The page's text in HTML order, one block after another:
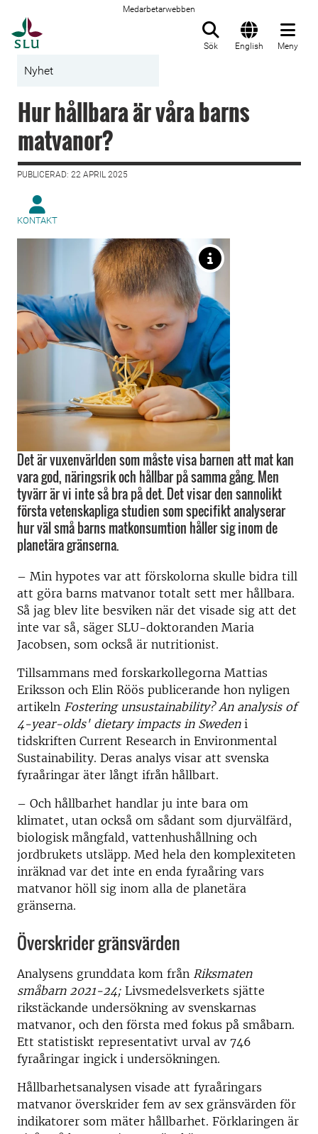
Medarbetarwebben
Sök English Meny
Nyhet
Hur hållbara är våra barns
matvanor?
PUBLICERAD: 22 APRIL 2025
KONTAKT
Det är vuxenvärlden som måste visa barnen att mat kan
vara god, näringsrik och hållbar på samma gång. Men
tyvärr är vi inte så bra på det. Det visar den sannolikt
första vetenskapliga studien som specifikt analyserar
hur väl små barns matkonsumtion håller sig inom de
planetära gränserna.
– Min hypotes var att förskolorna skulle bidra till
att göra barns matvanor totalt sett mer hållbara.
Så jag blev lite besviken när det visade sig att det
inte var så, säger SLU-doktoranden Maria
Jacobsen, som också är nutritionist.
Tillsammans med forskarkollegorna Mattias
Eriksson och Elin Röös publicerande hon nyligen
artikeln Fostering unsustainability? An analysis of
4-year-olds' dietary impacts in Swedeni
tidskriften Current Research in Environmental
Sustainability. Deras analys visar att svenska
fyraåringar äter långt ifrån hållbart.
– Och hållbarhet handlar ju inte bara om
klimatet, utan också om sådant som djurvälfärd,
biologisk mångfald, vattenhushållning och
jordbrukets utsläpp. Med hela den komplexiteten
inräknad var det inte en enda fyraåring vars
matvanor höll sig inom alla de planetära
gränserna.
Överskrider gränsvärden
Analysens grunddata kom från Riksmaten
småbarn 2021-24; Livsmedelsverkets sjätte
rikstäckande undersökning av svenskarnas
matvanor, och den första med fokus på småbarn.
Ett statistiskt representativt urval av 746
fyraåringar ingick i undersökningen.
Hållbarhetsanalysen visade att fyraåringars
matvanor överskrider fem av sex gränsvärden för
indikatorer som mäter hållbarhet. Förklaringen är